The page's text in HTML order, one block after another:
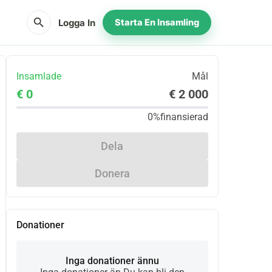
search Logga In Starta En Insamling
Insamlade Mål
€ 0 € 2 000
0%finansierad
Dela
Donera
Donationer
Inga donationer ännu